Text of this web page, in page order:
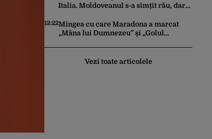
Italia. Moldoveanul s-a simțit rău, dar
români, anchetați
12:22Mingea cu care Maradona a marcat
„Mâna lui Dumnezeu” și „Golul
Vezi toate articolele